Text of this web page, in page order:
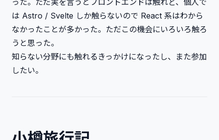
った。ただ実を言うとフロントエンドは触れど、個人で
は Astro / Svelte しか触らないので React 系はわから
なかったことが多かった。ただこの機会にいろいろ触ろ
うと思った。
知らない分野にも触れるきっかけになったし、また参加
したい。